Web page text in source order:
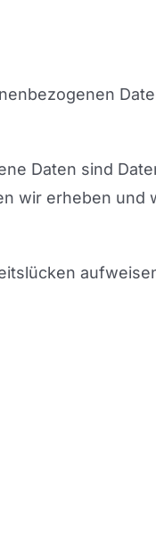
Daten sind
wir erheben und